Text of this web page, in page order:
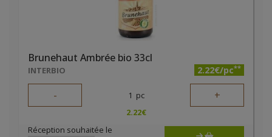
Brunehaut Ambrée bio 33cl
INTERBIO 2.22€/pc**
- 1 pc +
2.22€
Réception souhaitée le